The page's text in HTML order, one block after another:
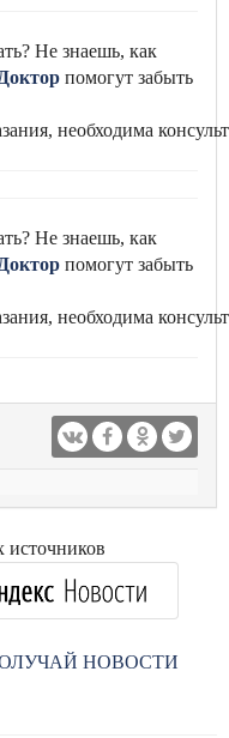
Не знаешь, как
помогут забыть
необходима
Не знаешь, как
помогут забыть
необходима
источников
НОВОСТИ